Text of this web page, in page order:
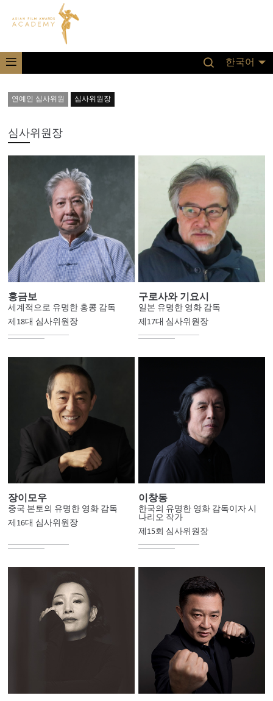
한국어
연예인 심사위원 심사위원장
심사위원장
홍금보
세계적으로 유명한 홍콩 감독
제18대 심사위원장
구로사와 기요시
일본 유명한 영화 감독
제17대 심사위원장
장이모우
중국 본토의 유명한 영화 감독
제16대 심사위원장
이창동
한국의 유명한 영화 감독이자 시
나리오 작가
제15회 심사위원장